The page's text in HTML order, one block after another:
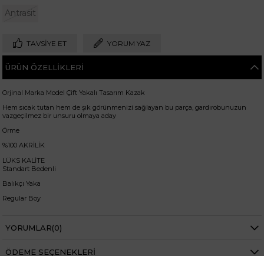
Antrasit
TAVSIYE ET YORUM YAZ
ÜRÜN ÖZELLIKLERI
Orjinal Marka Model Çift Yakalı Tasarım Kazak
Hem sıcak tutan hem de şık görünmenizi sağlayan bu parça, gardırobunuzun
vazgeçilmez bir unsuru olmaya aday
Örme
%100 AKRİLİK
LÜKS KALİTE
Standart Bedenli
Balıkçı Yaka
Regular Boy
+
YORUMLAR(0)
ÖDEME SEÇENEKLERI